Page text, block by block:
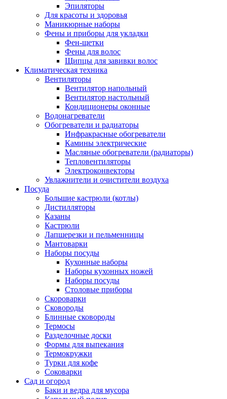
Эпиляторы
Для красоты и здоровья
Маникюрные наборы
Фены и приборы для укладки
Фен-щетки
Фены для волос
Щипцы для завивки волос
Климатическая техника
Вентиляторы
Вентилятор напольный
Вентилятор настольный
Кондиционеры оконные
Водонагреватели
Обогреватели и радиаторы
Инфракрасные обогреватели
Камины электрические
Масляные обогреватели (радиаторы)
Тепловентиляторы
Электроконвекторы
Увлажнители и очистители воздуха
Посуда
Большие кастрюли (котлы)
Дистилляторы
Казаны
Кастрюли
Лапшерезки и пельменницы
Мантоварки
Наборы посуды
Кухонные наборы
Наборы кухонных ножей
Наборы посуды
Столовые приборы
Скороварки
Сковороды
Блинные сковороды
Термосы
Разделочные доски
Формы для выпекания
Термокружки
Турки для кофе
Соковарки
Сад и огород
Баки и ведра для мусора